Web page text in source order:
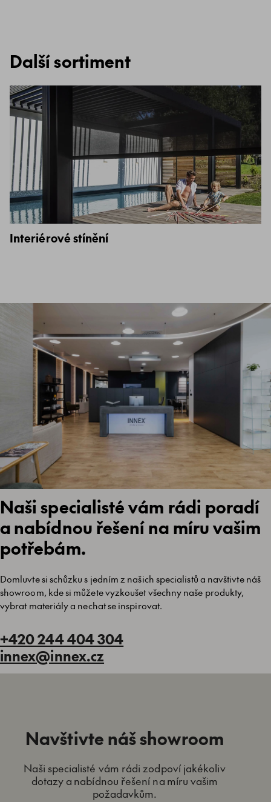
Další sortiment
Interiérové stínění
Naši specialisté vám rádi poradí
a nabídnou řešení na míru vašim
potřebám.
Domluvte si schůzku s jedním z našich specialistů a navštivte náš
showroom, kde si můžete vyzkoušet všechny naše produkty,
vybrat materiály a nechat se inspirovat.
+420 244 404 304
innex@innex.cz
Navštivte náš showroom
Naši specialisté vám rádi zodpoví jakékoliv
dotazy a nabídnou řešení na míru vašim
požadavkům.